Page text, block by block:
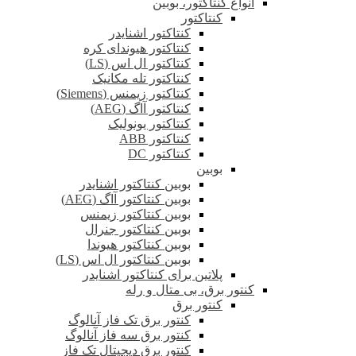
انواع کنتاکتور، بوبین
کنتاکتور
کنتاکتور اشنایدر
کنتاکتور هیوندای کره
کنتاکتور ال اس (LS)
کنتاکتور تله مکانیک
کنتاکتور زیمنس (Siemens)
کنتاکتور آاگ (AEG)
کنتاکتور یونولیک
کنتاکتور ABB
کنتاکتور DC
بوبین
بوبین کنتاکتور اشنایدر
بوبین کنتاکتور آاگ (AEG)
بوبین کنتاکتور زیمنس
بوبین کنتاکتور جنرال
بوبین کنتاکتور هیوندا
بوبین کنتاکتور ال اس (LS)
پلاتین برای کنتاکتور اشنایدر
کنتور برق، بی متال و رله
کنتور برق
کنتور برق تک فاز آنالوگ
کنتور برق سه فاز آنالوگ
کنتور برق دیجیتال تک فاز